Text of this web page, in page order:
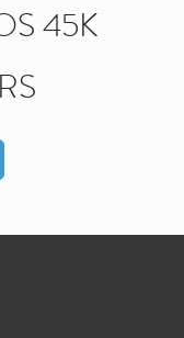
45K